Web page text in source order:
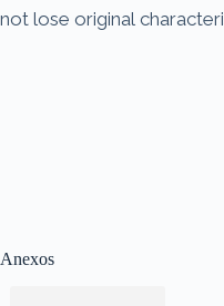
Anexos
not lose original